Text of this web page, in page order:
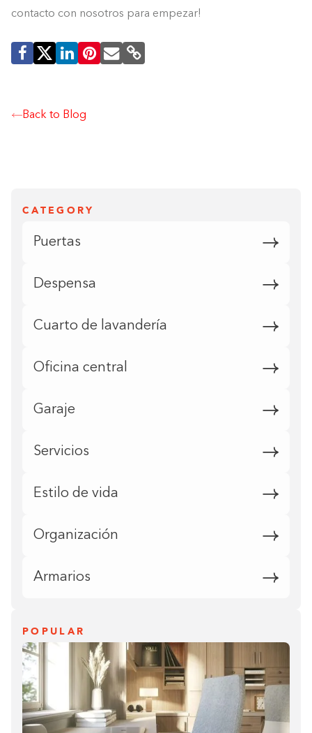
contacto con nosotros para empezar!
Back to Blog
CATEGORY
Puertas
Despensa
Cuarto de lavandería
Oficina central
Garaje
Servicios
Estilo de vida
Organización
Armarios
POPULAR